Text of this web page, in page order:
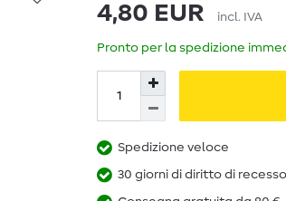
4,80 EUR incl. IVA
Pronto per la spedizione
Spedizione veloce
30 giorni di diritto di recesso